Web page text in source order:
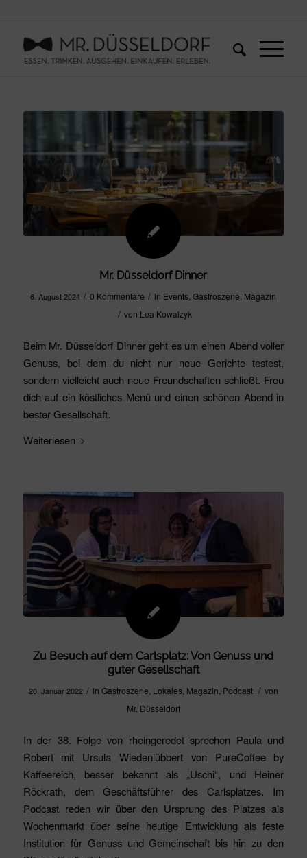
Mr. Düsseldorf Dinner
6. August 2024 / 0 Kommentare / in Events ,Gastroszene Magazin
/ von Lea Kowalzyk
Beim Mr. Düsseldorf Dinner geht es um einen Abend voller
Genuss, bei dem du nicht nur neue Gerichte testest,
sondern vielleicht auch neue Freundschaften schließt. Freu
dich auf ein köstliches Menü und einen schönen Abend in
bester Gesellschaft.
Weiterlesen
Zu Besuch auf dem Carlsplatz: Von Genuss und
guter Gesellschaft
20. Januar 2022 / in Gastroszene Lokales, Magazin Podcast / von
Mr. Düsseldorf
In der 38. Folge von rheingeredet sprechen Paula und
Robert mit Ursula Wiedenlübbert von PureCoffee by
Kaffeereich, besser bekannt als „Uschi“, und Heiner
Röckrath, dem Geschäftsführer des Carlsplatzes. Im
Podcast reden wir über den Ursprung des Platzes als
Wochenmarkt über seine heutige Entwicklung als feste
Institution für Genuss und Gemeinschaft bis hin zu den